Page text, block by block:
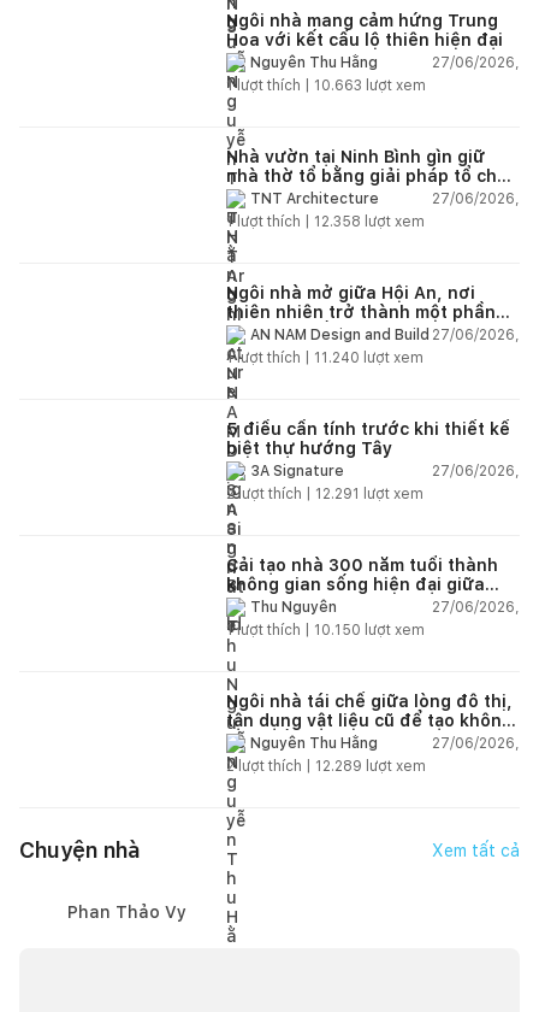
Ngôi nhà mang cảm hứng Trung
Hoa với kết cấu lộ thiên hiện đại
Nguyễn Thu Hằng
27/06/2026,
1lượt thích | 10.663 lượt xem
Nhà vườn tại Ninh Bình gìn giữ
nhà thờ tổ bằng giải pháp tổ chức
lại không gian
TNT Architecture
27/06/2026,
1lượt thích | 12.358 lượt xem
Ngôi nhà mở giữa Hội An, nơi
thiên nhiên trở thành một phần
của cuộc sống
AN NAM Design and Build 27/06/2026,
1lượt thích | 11.240 lượt xem
5 điều cần tính trước khi thiết kế
biệt thự hướng Tây
3A Signature
27/06/2026,
2lượt thích | 12.291 lượt xem
Cải tạo nhà 300 năm tuổi thành
không gian sống hiện đại giữa
thiên nhiên
Thu Nguyễn
27/06/2026,
1lượt thích | 10.150 lượt xem
Ngôi nhà tái chế giữa lòng đô thị,
tận dụng vật liệu cũ để tạo không
gian sống linh hoạt
Nguyễn Thu Hằng
27/06/2026,
2lượt thích | 12.289 lượt xem
Chuyện nhà Xem tất cả
Phan Thảo Vy